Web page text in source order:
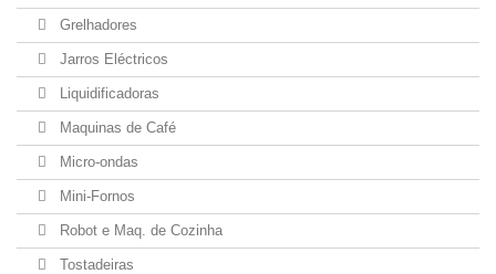
Grelhadores
Jarros Eléctricos
Liquidificadoras
Maquinas de Café
Micro-ondas
Mini-Fornos
Robot e Maq. de Cozinha
Tostadeiras